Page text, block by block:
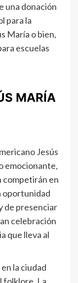
una donación
para la
María o bien,
escuelas
MARÍA
Jesús
emocionante,
competirán en
oportunidad
de presenciar
celebración
que lleva al
la ciudad
folklore. La